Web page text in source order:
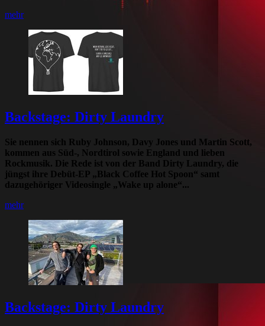
mehr
Backstage: Dirty Laundry
Sie nennen sich Ruby Johnson, Davy Jones und Martin Scott,
kommen aus Süd-, Nordtirol sowie England und lieben
Rockmusik. Die Rede ist von der Band Dirty Laundry, die
jüngst ihre Debüt-EP „Black Coffee Hot Spoon“ samt
dazugehöriger Videosingle „Wake up alone“...
mehr
Backstage: Dirty Laundry